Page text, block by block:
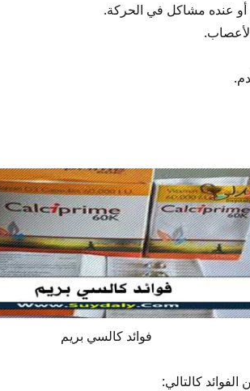
أو عنده مشاكل في الحركة.
فوائد كالسي بريم
كالتالي: